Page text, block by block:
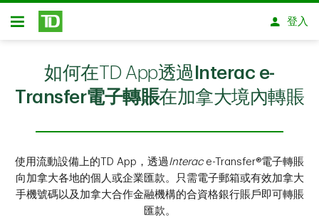
略過進入主要內容
開放式房屋貸款
登入
如何在TD App透過 Interac e-
Transfer電子轉賬在加拿大境內轉賬
使用流動設備上的TD App，透過 Interace-Transfer®電子轉賬
向加拿大各地的個人或企業匯款。只需電子郵箱或有效加拿大
手機號碼以及加拿大合作金融機構的合資格銀行賬戶即可轉賬
匯款。